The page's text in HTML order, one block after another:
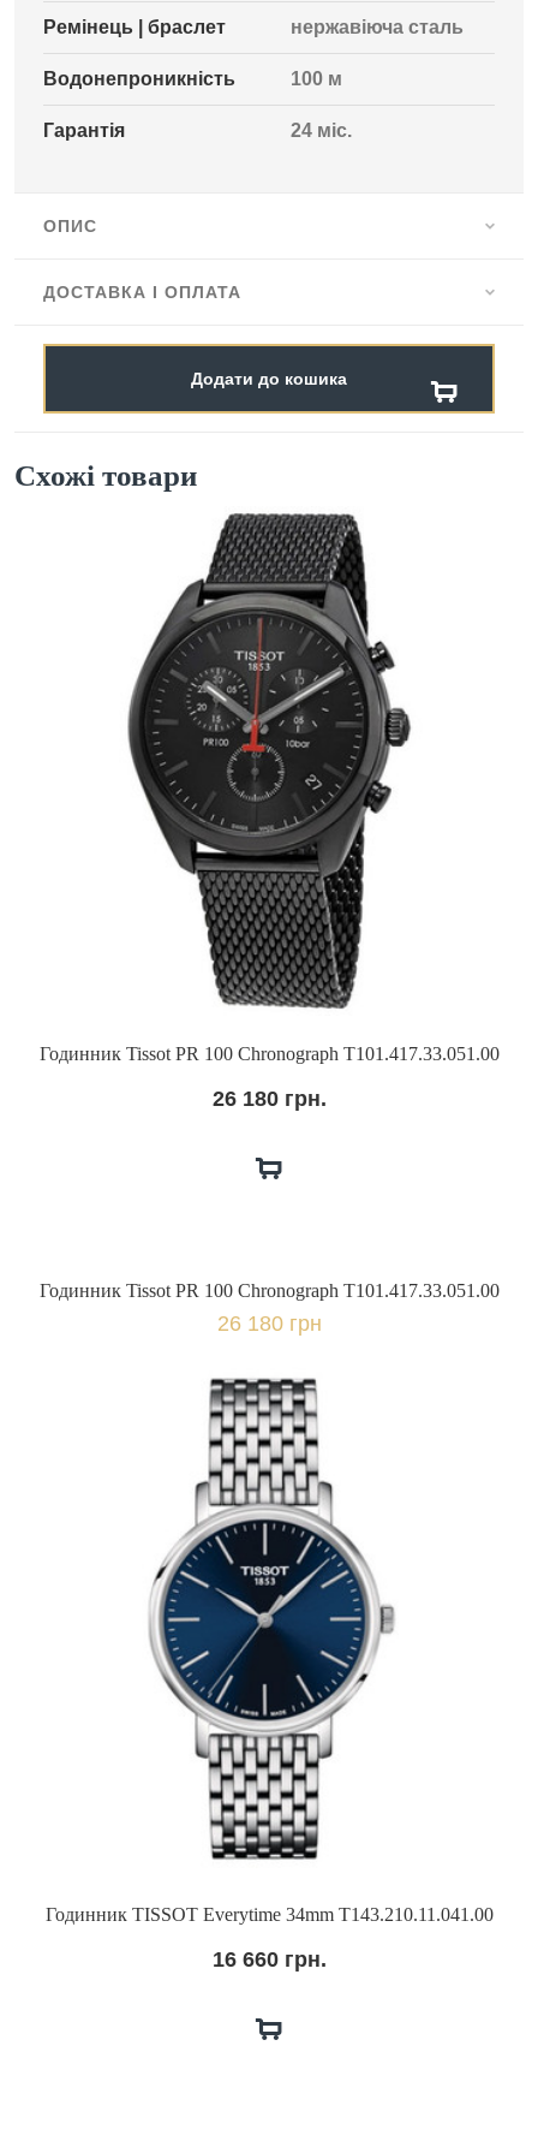
Ремінець | браслет нержавіюча сталь
Водонепроникність 100 м
Гарантія 24 міс.
ОПИС
ДОСТАВКА І ОПЛАТА
Додати до кошика
Схожі товари
Годинник Tissot PR 100 Chronograph T101.417.33.051.00
26 180 грн.
Годинник Tissot PR 100 Chronograph T101.417.33.051.00
26 180 грн
Годинник TISSOT Everytime 34mm T143.210.11.041.00
16 660 грн.